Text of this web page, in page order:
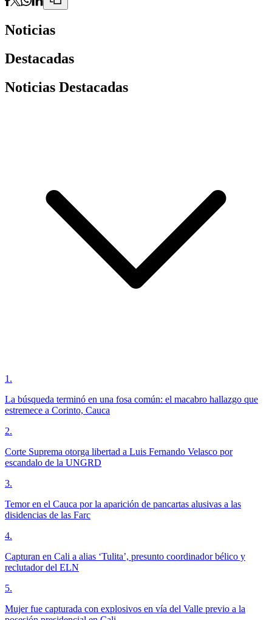
Noticias
Destacadas
Noticias Destacadas
1 .
La búsqueda terminó en una fosa común: el macabro hallazgo que
estremece a Corinto, Cauca
2.
Corte Suprema otorga libertad a Luis Fernando Velasco por
escandalo de la UNGRD
3.
Temor en el Cauca por la aparición de pancartas alusivas a las
disidencias de las Farc
4.
Capturan en Cali a alias ‘Tulita’, presunto coordinador bélico y
reclutador del ELN
5.
Mujer fue capturada con explosivos en vía del Valle previo a la